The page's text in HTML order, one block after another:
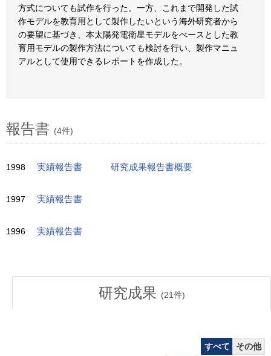
方式についても試作を行った。一方、これまで開発した試
作モデルを教育用として製作したいという海外研究者から
の要望に基づき、本太陽発電衛星モデルをべースとした教
育用モデルの製作方法についても検討を行い、製作マニュ
アルとして使用できるレポートを作成した。
報告書 (4件)
1998 実績報告書 研究成果報告書概要
1997 実績報告書
1996 実績報告書
研究成果 (21件)
すべて
その他